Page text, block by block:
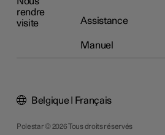
rendre
visite
Assistance
Manuel
Polestar © 2026 Tous droits réservés
Belgique | Français